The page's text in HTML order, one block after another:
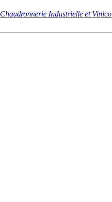
Chaudronnerie Industrielle et